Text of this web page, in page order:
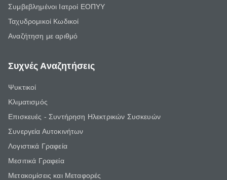
Συμβεβλημένοι Ιατροί ΕΟΠΥΥ
Ταχυδρομικοί Κωδικοί
Αναζήτηση με αριθμό
Συχνές Αναζητήσεις
Ψυκτικοί
Κλιματισμός
Επισκευές - Συντήρηση Ηλεκτρικών Συσκευών
Συνεργεία Αυτοκινήτων
Λογιστικά Γραφεία
Μεσιτικά Γραφεία
Μετακομίσεις και Μεταφορές